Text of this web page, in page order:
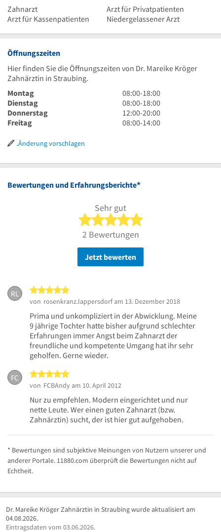
Zahnarzt
Arzt für Privatpatienten
Arzt für Kassenpatienten
Niedergelassener Arzt
Öffnungszeiten
Hier finden Sie die Öffnungszeiten von Dr. Mareike Kröger
Zahnärztin in Straubing.
Montag
8
Uhr
bis
18
08:00-18:00
Dienstag
8
Uhr
bis
08:00-18:00
Donnerstag
12
Uhr
12:00-20:00
Freitag
8
Uhr
08:00-14:00
Änderung vorschlagen
Bewertungen und Erfahrungsberichte*
Sehr gut
5 von 5 Sternen
2 Bewertungen
Jetzt bewerten
RL
von rosenkranz.lappersdorfam 13. Dezember 2018
Prima und unkompliziert in der Abwicklung. Meine
9 jährige Tochter hatte bisher aufgrund schlechter
Erfahrungen immer Angst beim Zahnarzt der
freundliche und kompetente Umgang hat ihr sehr
geholfen. Gerne wieder.
FC
von FCBAndy am 10. April 2012
Nur zu empfehlen. Modern eingerichtet und nur
nette Leute. Wer einen guten Zahnarzt (bzw.
Zahnärztin) sucht, der ist hier gut aufgehoben.
* Bewertungen sind subjektive Meinungen von Nutzern unserer und
anderer Portale. 11880.com überprüft die Bewertungen nicht auf
Echtheit.
Dr. Mareike Kröger Zahnärztin in Straubing wurde aktualisiert am
04.08.2026.
Eintragsdaten vom 03.06.2026.